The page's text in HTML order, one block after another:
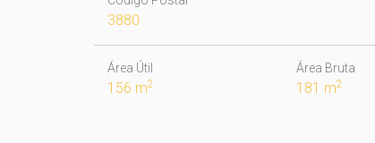
3880
Área Útil
156 m2
Área Bruta
181 m2